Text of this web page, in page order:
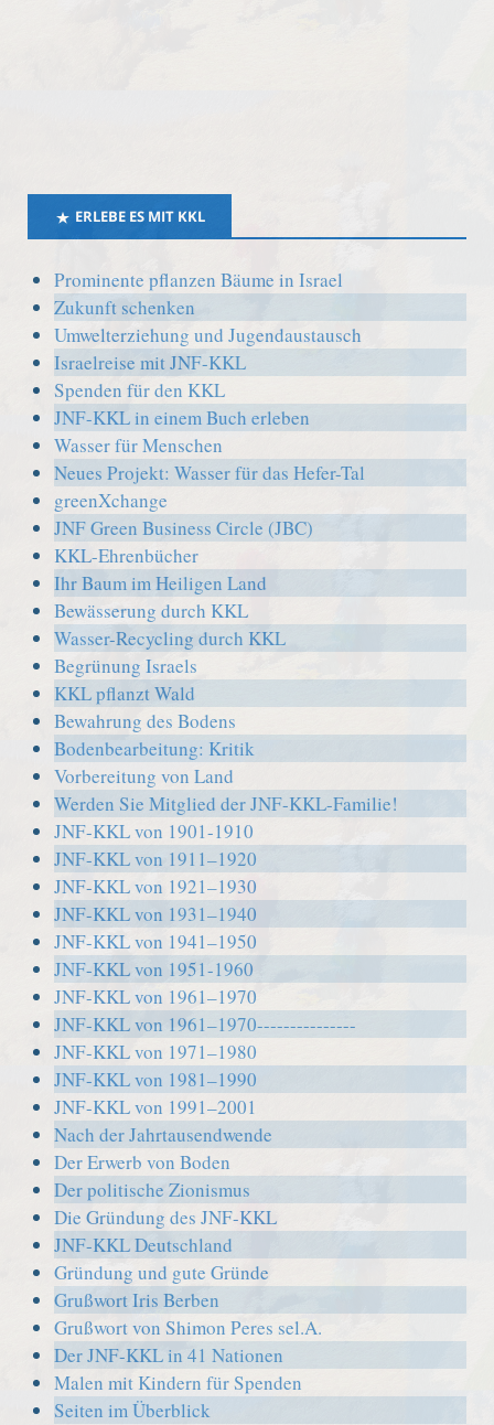
ERLEBE ES MIT KKL
Prominente pflanzen Bäume in Israel
Zukunft schenken
Umwelterziehung und Jugendaustausch
Israelreise mit JNF-KKL
Spenden für den KKL
JNF-KKL in einem Buch erleben
Wasser für Menschen
Neues Projekt: Wasser für das Hefer-Tal
greenXchange
JNF Green Business Circle (JBC)
KKL-Ehrenbücher
Ihr Baum im Heiligen Land
Bewässerung durch KKL
Wasser-Recycling durch KKL
Begrünung Israels
KKL pflanzt Wald
Bewahrung des Bodens
Bodenbearbeitung: Kritik
Vorbereitung von Land
Werden Sie Mitglied der JNF-KKL-Familie!
JNF-KKL von 1901-1910
JNF-KKL von 1911–1920
JNF-KKL von 1921–1930
JNF-KKL von 1931–1940
JNF-KKL von 1941–1950
JNF-KKL von 1951-1960
JNF-KKL von 1961–1970
JNF-KKL von 1961–1970---------------
JNF-KKL von 1971–1980
JNF-KKL von 1981–1990
JNF-KKL von 1991–2001
Nach der Jahrtausendwende
Der Erwerb von Boden
Der politische Zionismus
Die Gründung des JNF-KKL
JNF-KKL Deutschland
Gründung und gute Gründe
Grußwort Iris Berben
Grußwort von Shimon Peres sel.A.
Der JNF-KKL in 41 Nationen
Malen mit Kindern für Spenden
Seiten im Überblick